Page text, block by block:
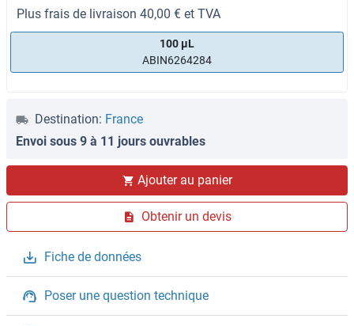
Plus frais de livraison 40,00 € et TVA
100 μL
ABIN6264284
Destination: France
Envoi sous 9 à 11 jours ouvrables
Ajouter au panier
Obtenir un devis
Fiche de données
Poser une question technique